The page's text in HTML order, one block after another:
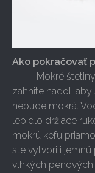
Ako pokračovať
Mokré štetiny
zahnite nadol,
nebude mokrá.
lepidlo držiace
mokrú kefu
ste vytvorili jemnú
vlhkých penových